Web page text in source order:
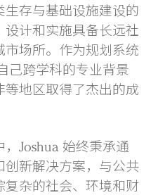
存与基础设施建设的
计和实施具备长远社
场所。作为规划系统
己跨学科的专业背景
地区取得了杰出的成
Joshua 始终秉承通
创新解决方案，与公共
复杂的社会、环境和财